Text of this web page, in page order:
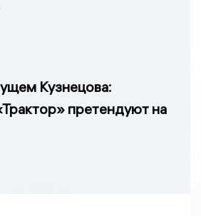
Кузнецова:
претендуют на